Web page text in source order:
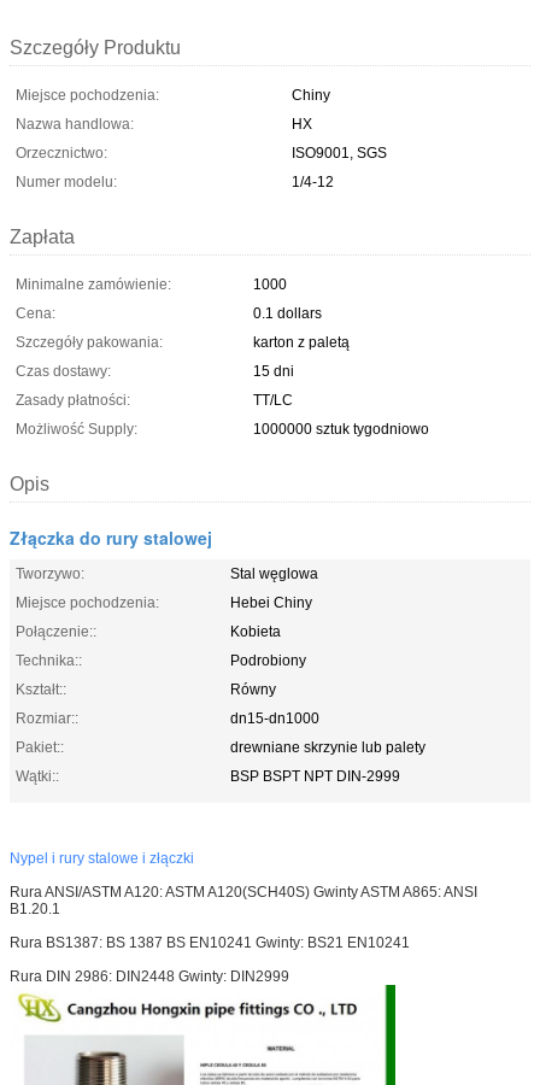
Szczegóły Produktu
Miejsce pochodzenia:
Chiny
Nazwa handlowa:
HX
Orzecznictwo:
ISO9001, SGS
Numer modelu:
1/4-12
Zapłata
Minimalne zamówienie:
1000
Cena:
0.1 dollars
Szczegóły pakowania:
karton z paletą
Czas dostawy:
15 dni
Zasady płatności:
TT/LC
Możliwość Supply:
1000000 sztuk tygodniowo
Opis
Złączka do rury stalowej
Tworzywo:
Stal węglowa
Miejsce pochodzenia:
Hebei Chiny
Połączenie::
Kobieta
Technika::
Podrobiony
Kształt::
Równy
Rozmiar::
dn15-dn1000
Pakiet::
drewniane skrzynie lub palety
Wątki::
BSP BSPT NPT DIN-2999
Nypel i rury stalowe i złączki
Rura ANSI/ASTM A120: ASTM A120(SCH40S) Gwinty ASTM A865: ANSI
B1.20.1
Rura BS1387: BS 1387 BS EN10241 Gwinty: BS21 EN10241
Rura DIN 2986: DIN2448 Gwinty: DIN2999